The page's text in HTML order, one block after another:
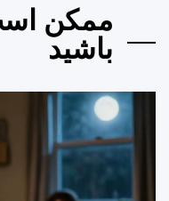
ممکن
باشید